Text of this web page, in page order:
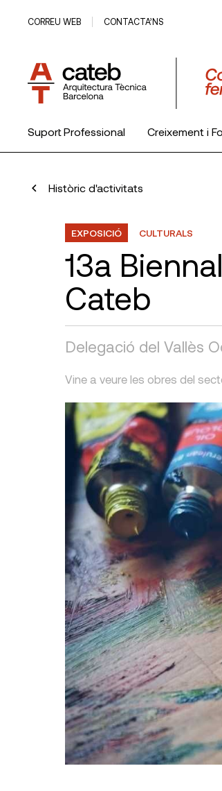
CORREU WEB CONTACTA’NS
Suport Professional Creixement i
Històric d'activitats
EXPOSICIÓ CULTURALS
13a
Cateb
Delegació del Vallès
Vine a veure les obres del